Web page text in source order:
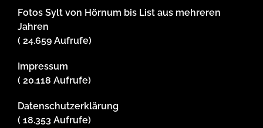
Fotos Sylt von Hörnum bis List aus mehreren
Jahren
( 24.659 Aufrufe)
Impressum
( 20.118 Aufrufe)
Datenschutzerklärung
( 18.353 Aufrufe)